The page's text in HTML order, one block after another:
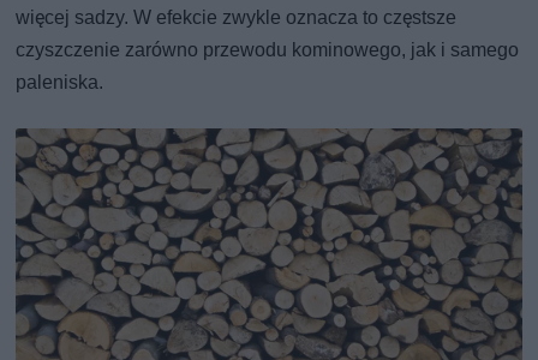
więcej sadzy. W efekcie zwykle oznacza to częstsze
czyszczenie zarówno przewodu kominowego, jak i samego
paleniska.